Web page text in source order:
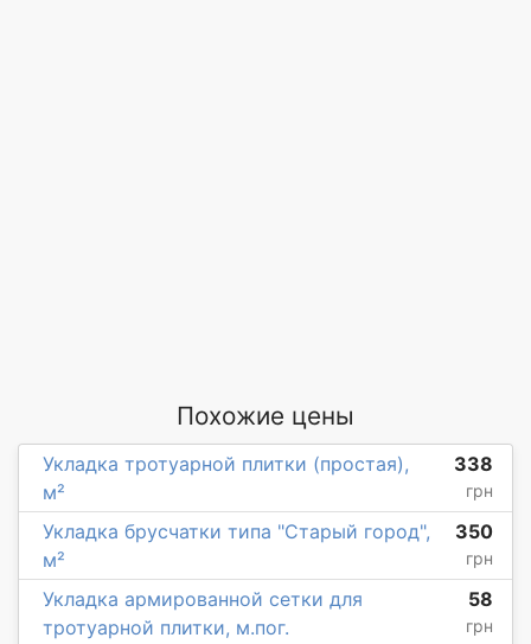
Похожие цены
Укладка тротуарной плитки (простая),
м²
338
грн
Укладка брусчатки типа "Старый город",
м²
350
грн
Укладка армированной сетки для
тротуарной плитки, м.пог.
58
грн